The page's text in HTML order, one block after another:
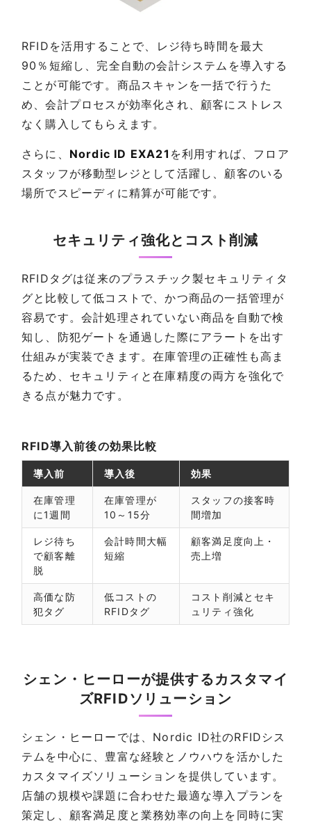
RFIDを活用することで、レジ待ち時間を最大
90％短縮し、完全自動の会計システムを導入する
ことが可能です。商品スキャンを一括で行うた
め、会計プロセスが効率化され、顧客にストレス
なく購入してもらえます。
さらに、 Nordic ID EXA21 を利用すれば、フロア
スタッフが移動型レジとして活躍し、顧客のいる
場所でスピーディに精算が可能です。
セキュリティ強化とコスト削減
RFIDタグは従来のプラスチック製セキュリティタ
グと比較して低コストで、かつ商品の一括管理が
容易です。会計処理されていない商品を自動で検
知し、防犯ゲートを通過した際にアラートを出す
仕組みが実装できます。在庫管理の正確性も高ま
るため、セキュリティと在庫精度の両方を強化で
きる点が魅力です。
RFID導入前後の効果比較
導入前 導入後 効果
在庫管理
に1週間
在庫管理が
10～15分
スタッフの接客時
間増加
レジ待ち
で顧客離
脱
会計時間大幅
短縮
顧客満足度向上・
売上増
高価な防
犯タグ
低コストの
RFIDタグ
コスト削減とセキ
ュリティ強化
シェン・ヒーローが提供するカスタマイ
ズRFIDソリューション
シェン・ヒーローでは、Nordic ID社のRFIDシス
テムを中心に、豊富な経験とノウハウを活かした
カスタマイズソリューションを提供しています。
店舗の規模や課題に合わせた最適な導入プランを
策定し、顧客満足度と業務効率の向上を同時に実